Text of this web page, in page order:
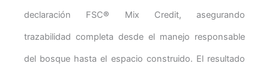
declaración FSC® Mix Credit, asegurando
trazabilidad completa desde el manejo responsable
del bosque hasta el espacio construido. El resultado